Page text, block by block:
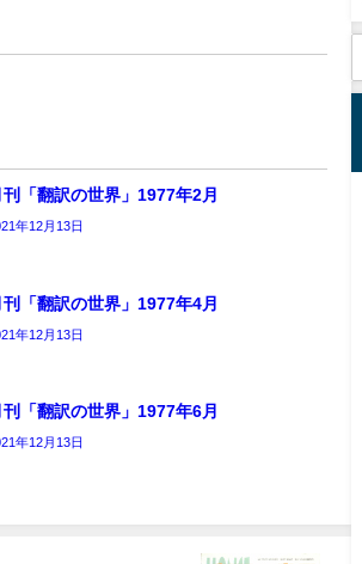
刊「翻訳の世界」1977年2月
年12月13日
刊「翻訳の世界」1977年4月
年12月13日
刊「翻訳の世界」1977年6月
年12月13日